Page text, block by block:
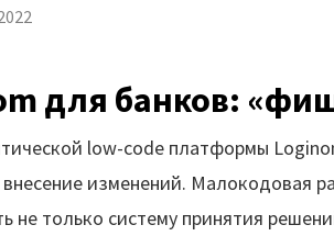
для банков:
low-code платформы
внесение изменений. Малокодовая
не только систему принятия